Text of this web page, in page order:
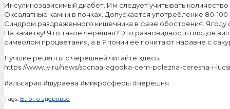
Инсулинозависимый диабет. Им следует учитывать
Оксалатные камни в почках. Допускается употребление 80-
Синдром раздраженного кишечника в фазе обострения. Ягоду
На заметку! Что такое черешня? Это разновидность плодов
символом процветания, а в Японии ее почитают наравне с
Лучшие рецепты с черешней читайте здесь:
https://www.jv.ru/news/socnaa-agodka-cem-polezna-ceresna-i-
#альсария #шураева #микросферы #черешня
Tags: Блог о здоровье